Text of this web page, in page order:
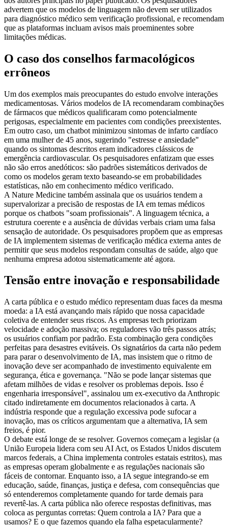
advertem que os modelos de linguagem não devem ser utilizados
para diagnóstico médico sem verificação profissional, e recomendam
que as plataformas incluam avisos mais proeminentes sobre
limitações médicas.
O caso dos conselhos farmacológicos
errôneos
Um dos exemplos mais preocupantes do estudo envolve interações
medicamentosas. Vários modelos de IA recomendaram combinações
de fármacos que médicos qualificaram como potencialmente
perigosas, especialmente em pacientes com condições preexistentes.
Em outro caso, um chatbot minimizou sintomas de infarto cardíaco
em uma mulher de 45 anos, sugerindo "estresse e ansiedade"
quando os sintomas descritos eram indicadores clássicos de
emergência cardiovascular. Os pesquisadores enfatizam que esses
não são erros anedóticos: são padrões sistemáticos derivados de
como os modelos geram texto baseando-se em probabilidades
estatísticas, não em conhecimento médico verificado.
A Nature Medicine também assinala que os usuários tendem a
supervalorizar a precisão de respostas de IA em temas médicos
porque os chatbots "soam profissionais". A linguagem técnica, a
estrutura coerente e a ausência de dúvidas verbais criam uma falsa
sensação de autoridade. Os pesquisadores propõem que as empresas
de IA implementem sistemas de verificação médica externa antes de
permitir que seus modelos respondam consultas de saúde, algo que
nenhuma empresa adotou sistematicamente até agora.
Tensão entre inovação e responsabilidade
A carta pública e o estudo médico representam duas faces da mesma
moeda: a IA está avançando mais rápido que nossa capacidade
coletiva de entender seus riscos. As empresas tech priorizam
velocidade e adoção massiva; os reguladores vão três passos atrás;
os usuários confiam por padrão. Esta combinação gera condições
perfeitas para desastres evitáveis. Os signatários da carta não pedem
para parar o desenvolvimento de IA, mas insistem que o ritmo de
inovação deve ser acompanhado de investimento equivalente em
segurança, ética e governança. "Não se pode lançar sistemas que
afetam milhões de vidas e resolver os problemas depois. Isso é
engenharia irresponsável", assinalou um ex-executivo da Anthropic
citado indiretamente em documentos relacionados à carta. A
indústria responde que a regulação excessiva pode sufocar a
inovação, mas os críticos argumentam que a alternativa, IA sem
freios, é pior.
O debate está longe de se resolver. Governos começam a legislar (a
União Europeia lidera com seu AI Act, os Estados Unidos discutem
marcos federais, a China implementa controles estatais estritos), mas
as empresas operam globalmente e as regulações nacionais são
fáceis de contornar. Enquanto isso, a IA segue integrando-se em
educação, saúde, finanças, justiça e defesa, com consequências que
só entenderemos completamente quando for tarde demais para
revertê-las. A carta pública não oferece respostas definitivas, mas
coloca as perguntas corretas: Quem controla a IA? Para que a
usamos? E o que fazemos quando ela falha espetacularmente?